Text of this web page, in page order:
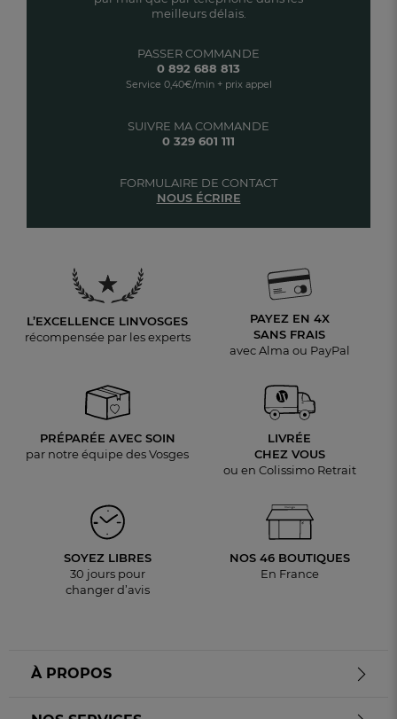
meilleurs délais.
SUIVRE MA COMMANDE
0 329 601 111
PASSER COMMANDE
0 892 688 813
Service 0,40€/min + prix appel
FORMULAIRE DE CONTACT
NOUS ÉCRIRE
L’EXCELLENCE LINVOSGES
récompensée par les experts
PAYEZ EN 4X
SANS FRAIS
avec Alma ou PayPal
PRÉPARÉE AVEC SOIN
par notre équipe des Vosges
LIVRÉE
CHEZ VOUS
ou en Colissimo Retrait
SOYEZ LIBRES
30 jours pour
changer d’avis
NOS 46 BOUTIQUES
En France
À PROPOS